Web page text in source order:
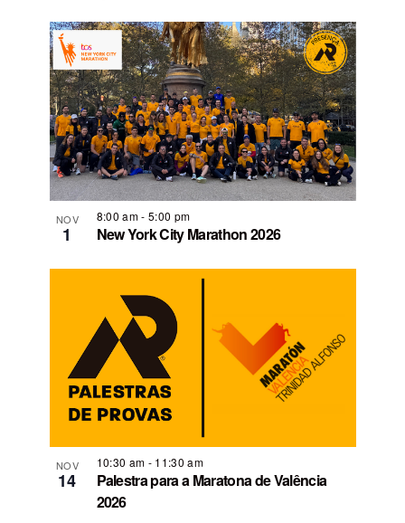
NOV
1 New York City Marathon 2026
8:00 am-5:00 pm
NOV
14
Palestra para a Maratona de Valência
2026
10:30 am - 11:30 am